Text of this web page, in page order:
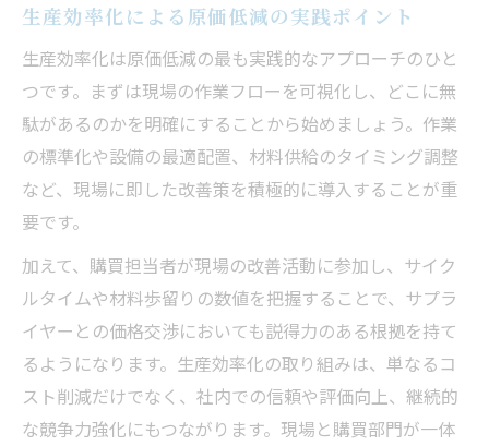
生産効率化による原価低減の実践ポイント
生産効率化は原価低減の最も実践的なアプローチのひと
つです。まずは現場の作業フローを可視化し、どこに無
駄があるのかを明確にすることから始めましょう。作業
の標準化や設備の最適配置、材料供給のタイミング調整
など、現場に即した改善策を積極的に導入することが重
要です。
加えて、購買担当者が現場の改善活動に参加し、サイク
ルタイムや材料歩留りの数値を把握することで、サプラ
イヤーとの価格交渉においても説得力のある根拠を持て
るようになります。生産効率化の取り組みは、単なるコ
スト削減だけでなく、社内での信頼や評価向上、継続的
な競争力強化にもつながります。現場と購買部門が一体